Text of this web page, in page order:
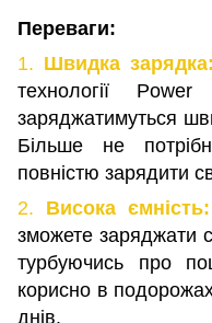
Переваги:
1. Швидка зарядка:
технології
заряджатимуться
Більше не
повністю зарядити
2. Висока ємність:
зможете заряджати
турбуючись про
корисно в
днів.